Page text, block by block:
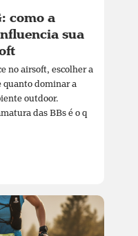
como a
sua
no airsoft, escolher a
quanto dominar a
outdoor.
das BBs é o q